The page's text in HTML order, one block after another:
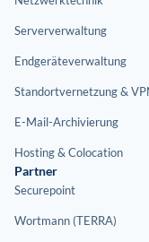
Serververwaltung
Endgeräteverwaltung
Standortvernetzung &
E-Mail-Archivierung
Hosting & Colocation
Partner
Securepoint
Wortmann (TERRA)